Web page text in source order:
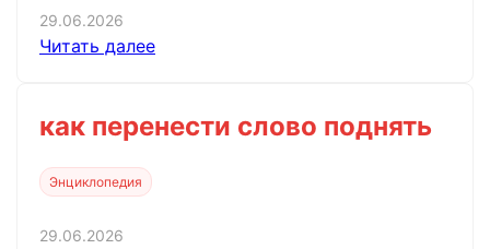
29.06.2026
Читать далее
как перенести слово поднять
Энциклопедия
29.06.2026